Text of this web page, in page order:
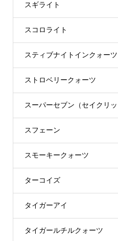
スギライト
スコロライト
スティブナイトインクォーツ
ストロベリークォーツ
スーパーセブン（セイクリッ
スフェーン
スモーキークォーツ
ターコイズ
タイガーアイ
タイガールチルクォーツ